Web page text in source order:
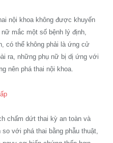
nội khoa không được khuyến
mắc một số bệnh lý định,
có thể không phải là ứng cử
ra, những phụ nữ bị dị ứng với
nên phá thai nội khoa.
chấm dứt thai kỳ an toàn và
với phá thai bằng phẫu thuật,